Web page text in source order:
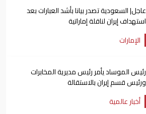
عاجل| السعودية تصدر بيانا بأشد العبارات بعد
استهداف إيران لناقلة إماراتية
الإمارات
رئيس الموساد يأمر رئيس مديرية المخابرات
ورئيس قسم إيران بالاستقالة
أخبار عالمية